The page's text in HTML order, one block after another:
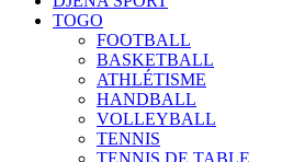
TOGO
FOOTBALL
BASKETBALL
ATHLÉTISME
HANDBALL
VOLLEYBALL
TENNIS
TENNIS DE TABLE